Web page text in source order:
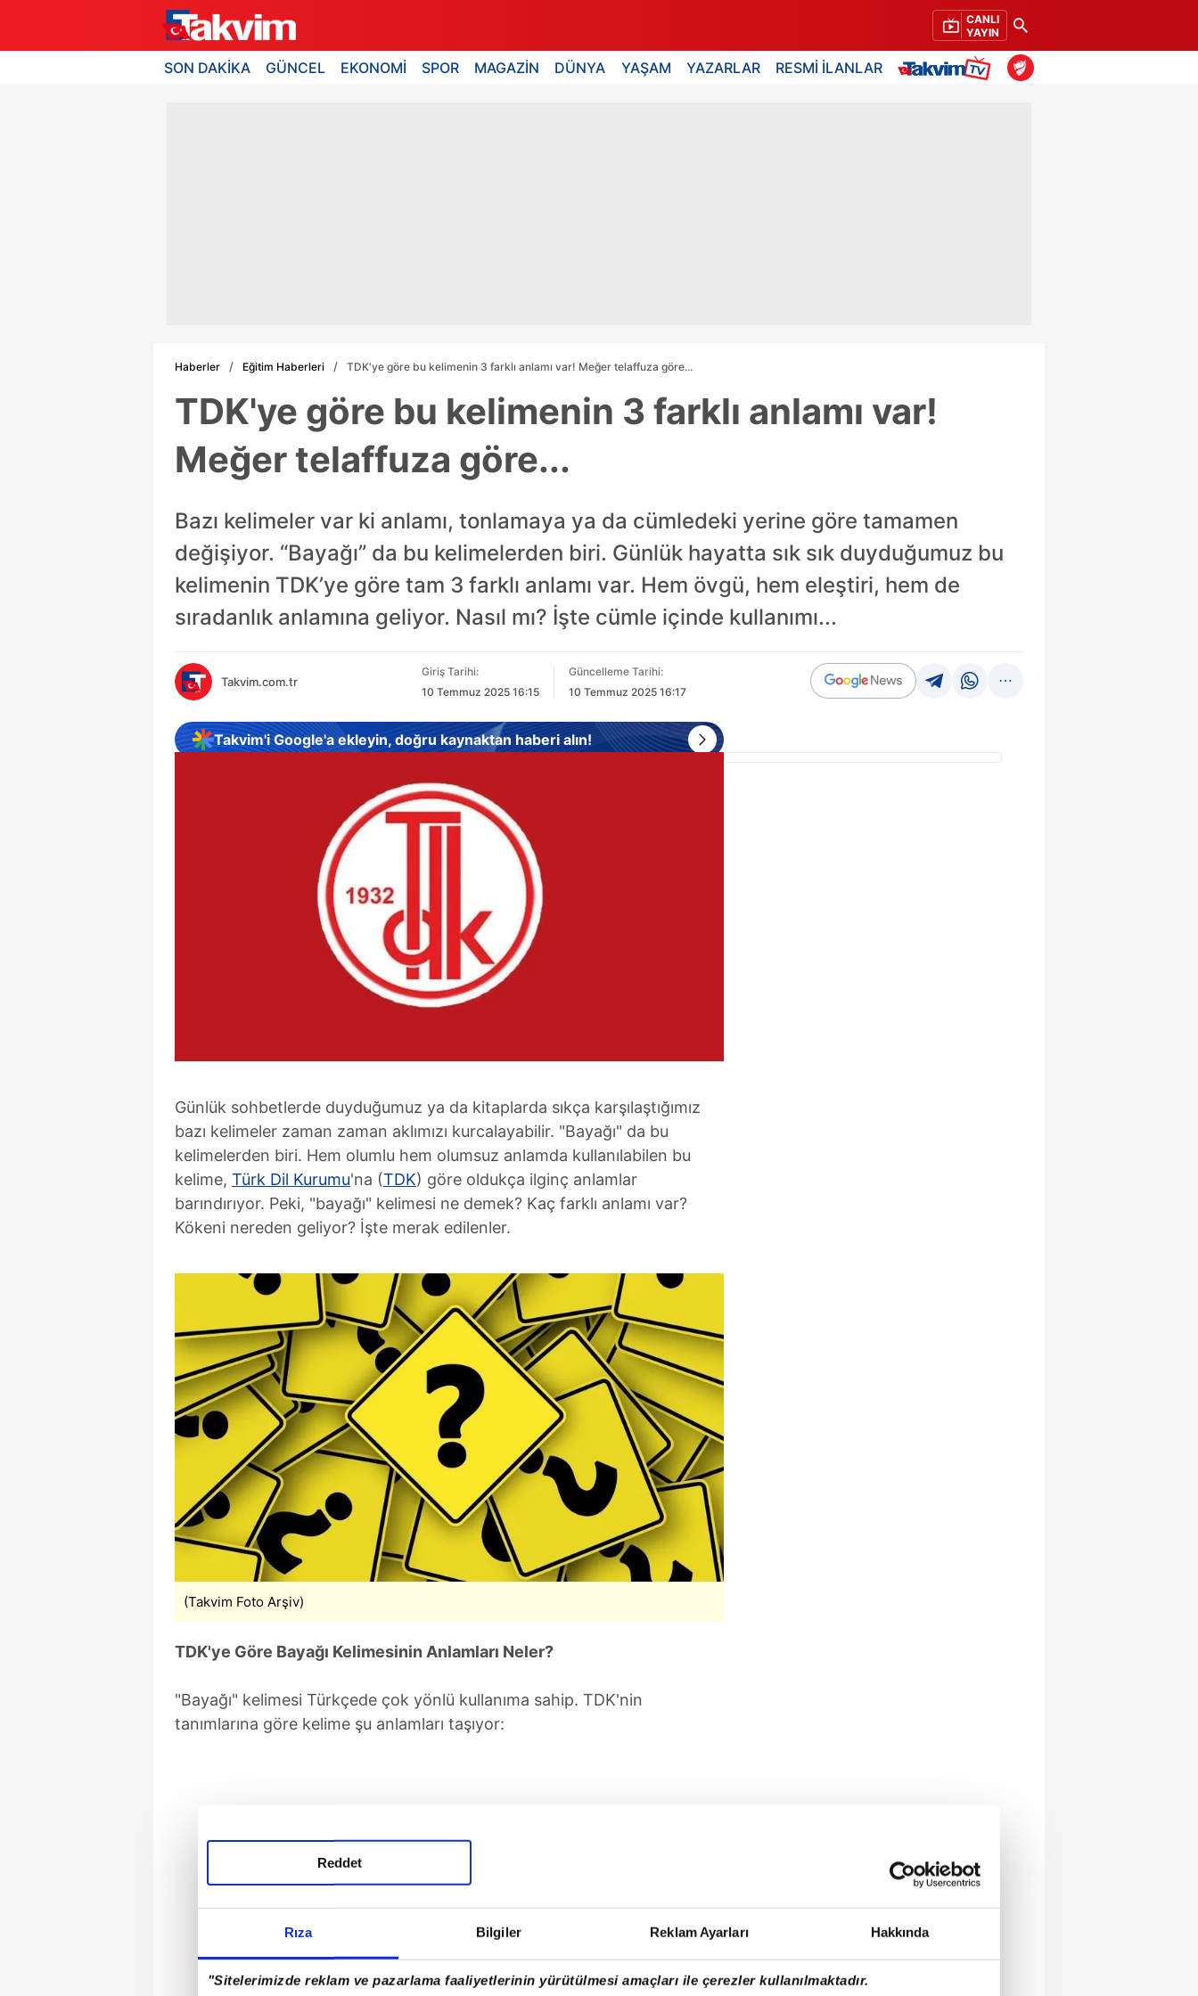
Rıza Bilgiler Reklam Ayarları Hakkında
"Sitelerimizde reklam ve pazarlama faaliyetlerinin yürütülmesi amaçları ile çerezler kullanılmaktadır.
Reddet
CANLI
YAYIN
SON DAKİKA GÜNCEL EKONOMİ SPOR MAGAZİN DÜNYA YAŞAM YAZARLAR RESMİ İLANLAR
Haberler Eğitim Haberleri TDK'ye göre bu kelimenin 3 farklı anlamı var! Meğer telaffuza göre...
TDK'ye göre bu kelimenin 3 farklı anlamı var!
Meğer telaffuza göre...
Bazı kelimeler var ki anlamı, tonlamaya ya da cümledeki yerine göre tamamen
değişiyor. “Bayağı” da bu kelimelerden biri. Günlük hayatta sık sık duyduğumuz bu
kelimenin TDK’ye göre tam 3 farklı anlamı var. Hem övgü, hem eleştiri, hem de
sıradanlık anlamına geliyor. Nasıl mı? İşte cümle içinde kullanımı...
Takvim.com.tr
Giriş Tarihi:
10 Temmuz 2025 16:15
Güncelleme Tarihi:
10 Temmuz 2025 16:17
Takvim'i Google'a ekleyin, doğru kaynaktan haberi alın!
Günlük sohbetlerde duyduğumuz ya da kitaplarda sıkça karşılaştığımız
bazı kelimeler zaman zaman aklımızı kurcalayabilir. "Bayağı" da bu
kelimelerden biri. Hem olumlu hem olumsuz anlamda kullanılabilen bu
kelime, Türk Dil Kurumu'na (TDK) göre oldukça ilginç anlamlar
barındırıyor. Peki, "bayağı" kelimesi ne demek? Kaç farklı anlamı var?
Kökeni nereden geliyor? İşte merak edilenler.
(Takvim Foto Arşiv)
TDK'ye Göre Bayağı Kelimesinin Anlamları Neler?
"Bayağı" kelimesi Türkçede çok yönlü kullanıma sahip. TDK'nin
tanımlarına göre kelime şu anlamları taşıyor: